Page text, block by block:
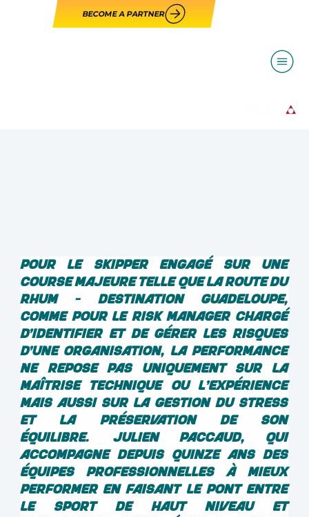
BECOME A PARTNER
Pour le skipper engagé sur une
course majeure telle que la Route du
Rhum - Destination Guadeloupe,
comme pour le risk manager chargé
d’identifier et de gérer les risques
d’une organisation, la performance
ne repose pas uniquement sur la
maîtrise technique ou l'expérience
mais aussi sur la gestion du stress
et la préservation de son
équilibre. Julien Paccaud, qui
accompagne depuis quinze ans des
équipes professionnelles à mieux
performer en faisant le pont entre
le sport de haut niveau et